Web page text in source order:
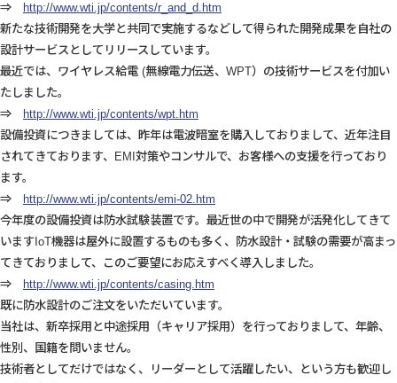
⇒
http://www.wti.jp/contents/r_and_d.htm
新たな技術開発を大学と共同で実施するなどして得られた開発成果を自社の
設計サービスとしてリリースしています。
最近では、ワイヤレス給電 (無線電力伝送、WPT）の技術サービスを付加い
たしました。
⇒
http://www.wti.jp/contents/wpt.htm
設備投資につきましては、昨年は電波暗室を購入しておりまして、近年注目
されてきております、EMI対策やコンサルで、お客様への支援を行っており
ます。
⇒
http://www.wti.jp/contents/emi-02.htm
今年度の設備投資は防水試験装置です。最近世の中で開発が活発化してきて
いますIoT機器は屋外に設置するものも多く、防水設計・試験の需要が高まっ
てきておりまして、このご要望にお応えすべく導入しました。
⇒
http://www.wti.jp/contents/casing.htm
既に防水設計のご注文をいただいています。
当社は、新卒採用と中途採用（キャリア採用）を行っておりまして、年齢、
性別、国籍を問いません。
技術者としてだけではなく、リーダーとして活躍したい、という方も歓迎し